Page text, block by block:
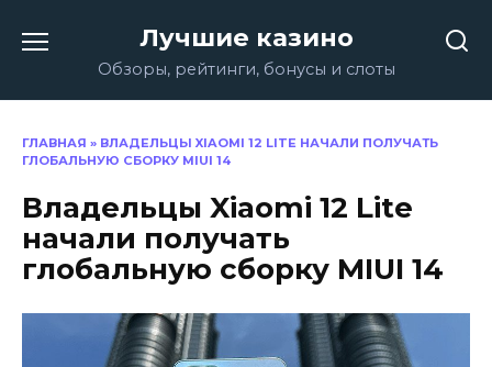
содержанию
Лучшие казино
Обзоры, рейтинги, бонусы и слоты
ГЛАВНАЯ » ВЛАДЕЛЬЦЫ XIAOMI 12 LITE НАЧАЛИ ПОЛУЧАТЬ
ГЛОБАЛЬНУЮ СБОРКУ MIUI 14
Владельцы Xiaomi 12 Lite
начали получать
глобальную сборку MIUI 14